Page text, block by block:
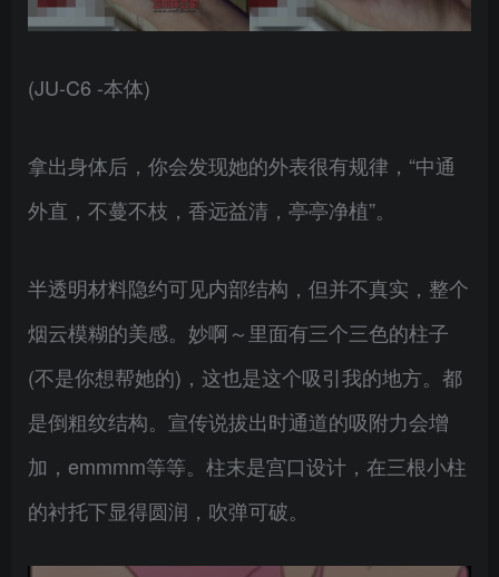
(JU-C6 -本体)
拿出身体后，你会发现她的外表很有规律，“中通
外直，不蔓不枝，香远益清，亭亭净植”。
半透明材料隐约可见内部结构，但并不真实，整个
烟云模糊的美感。妙啊～里面有三个三色的柱子
(不是你想帮她的)，这也是这个吸引我的地方。都
是倒粗纹结构。宣传说拔出时通道的吸附力会增
加，emmmm等等。柱末是宫口设计，在三根小柱
的衬托下显得圆润，吹弹可破。